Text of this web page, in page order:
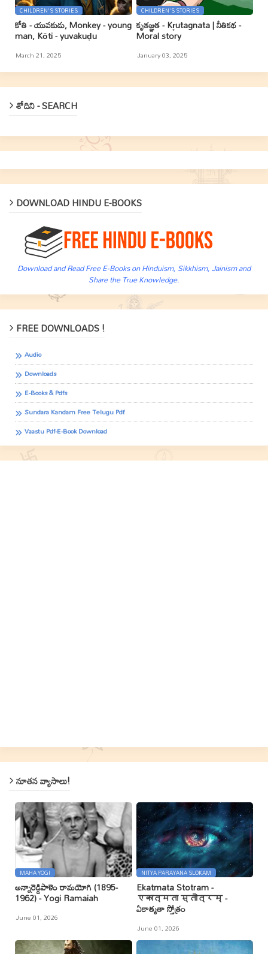
CHILDREN'S STORIES
కోతి - యువకుడు, Monkey - young
man, Kōti - yuvakuḍu
March 21, 2025
CHILDREN'S STORIES
కృతజ్ఞత - Kr̥utagnata | నీతికథ -
Moral story
January 03, 2025
శోదిని - SEARCH
DOWNLOAD HINDU E-BOOKS
Download and Read Free E-Books on Hinduism, Sikkhism, Jainism and
Share the True Knowledge.
FREE DOWNLOADS !
Audio
Downloads
E-Books & Pdfs
Sundara Kandam Free Telugu Pdf
Vaastu Pdf-E-Book Download
నూతన వ్యాసాలు!
MAHA YOGI
అన్నారెడ్డిపాళెం రామయోగి (1895-
1962) - Yogi Ramaiah
June 01, 2026
NITYA PARAYANA SLOKAM
Ekatmata Stotram -
एकात्मता स्तोत्रम् -
ఏకాత్మతా స్తోత్రం
June 01, 2026